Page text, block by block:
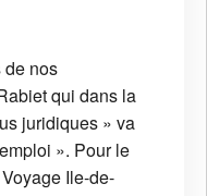
de nos
qui dans la
juridiques » va
». Pour le
Ile-de-